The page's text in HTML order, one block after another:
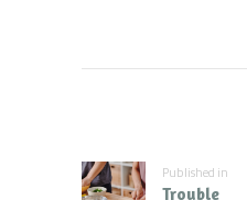
Published in
Trouble